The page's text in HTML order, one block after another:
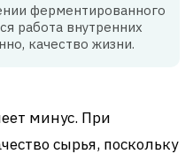
ферментированного
работа внутренних
качество жизни.
минус. При
сырья, поскольку